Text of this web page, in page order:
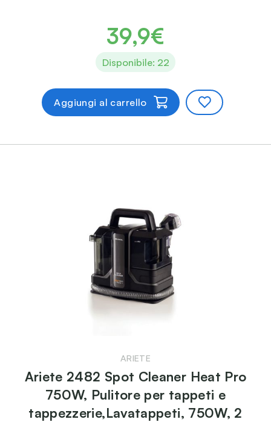
39,9€
Disponibile: 22
Aggiungi al carrello
ARIETE
Ariete 2482 Spot Cleaner Heat Pro
750W, Pulitore per tappeti e
tappezzerie,Lavatappeti, 750W, 2